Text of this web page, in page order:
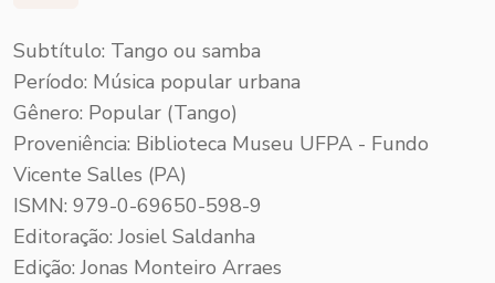
Subtítulo: Tango ou samba
Período: Música popular urbana
Gênero: Popular (Tango)
Proveniência: Biblioteca Museu UFPA - Fundo
Vicente Salles (PA)
ISMN: 979-0-69650-598-9
Editoração: Josiel Saldanha
Edição: Jonas Monteiro Arraes